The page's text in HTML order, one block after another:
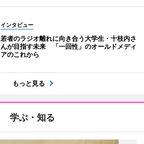
インタビュー
若者のラジオ離れに向き合う大学生・十枝内さ
んが目指す未来 「一回性」のオールドメディ
アのこれから
もっと見る
学ぶ・知る